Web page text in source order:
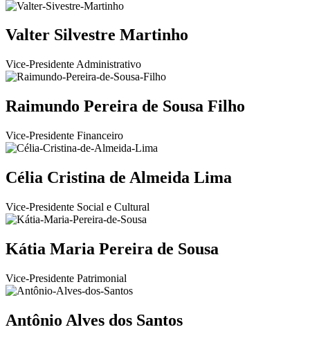
Valter Silvestre Martinho
Vice-Presidente Administrativo
Raimundo Pereira de Sousa Filho
Vice-Presidente Financeiro
Célia Cristina de Almeida Lima
Vice-Presidente Social e Cultural
Kátia Maria Pereira de Sousa
Vice-Presidente Patrimonial
Antônio Alves dos Santos